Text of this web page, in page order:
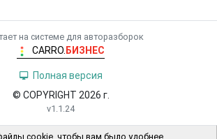
на системе для авторазборок
CARRO. БИЗНЕС
Полная версия
© COPYRIGHT 2026 г.
v1.1.24
cookie, чтобы вам было удобнее